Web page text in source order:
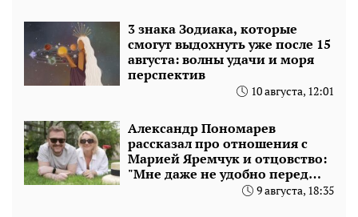
3 знака Зодиака, которые
смогут выдохнуть уже после 15
августа: волны удачи и моря
перспектив
10 августа, 12:01
Александр Пономарев
рассказал про отношения с
Марией Яремчук и отцовство:
"Мне даже не удобно перед
9 августа, 18:35